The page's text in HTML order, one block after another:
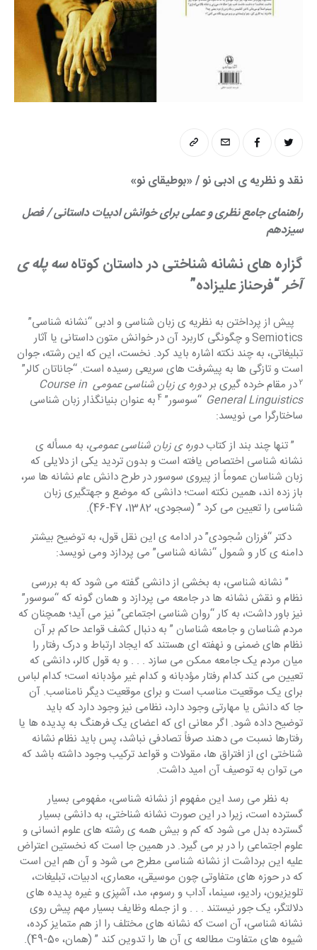
نقد و نظریه ی ادبی نو / «بوطیقای نو»
راهنمای جامع نظری و عملی برای خوانش ادبیات داستانی / فصل
سیزدهم
گزاره های نشانه شناختی در داستان کوتاه سه پله ی
آخر “فرحناز علیزاده”
پیش از پرداختن به نظریه ی زبان شناسی و ادبی “نشانه شناسی”
Semioticsو چگونگی کاربرد آن در خوانش متون داستانی یا آثار
تبلیغاتی، به چند نکته اشاره باید کرد. نخست، این که این رشته، جوان
است و تازگی ها به پیشرفت های سریعی رسیده است. “جاناتان کالر”
2 در مقام خرده گیری بر دوره ی زبان شناسی عمومی Course in
General Linguistics “سوسور” 4 به عنوان بنیانگذار زبان شناسی
ساختارگرا می نویسد:
” تنها چند بند از کتاب دوره ی زبان شناسی عمومی، به مسأله ی
نشانه شناسی اختصاص یافته است و بدون تردید یکی از دلایلی که
زبان شناسان عموماً از پیروی سوسور در طرح دانش عام نشانه ها سر،
باز زده اند، همین نکته است؛ دانشی که موضع و جهتگیری زبان
شناسی را تعیین می کرد ” (سجودی، 1382، 47-46).
دکتر “فرزان سُجودی” در ادامه ی این نقل قول، به توضیح بیشتر
دامنه ی کار و شمول “نشانه شناسی” می پردازد ومی نویسد:
” نشانه شناسی، به بخشی از دانشی گفته می شود که به بررسی
نظام و نقش نشانه ها در جامعه می پردازد و همان گونه که “سوسور”
نیز باور داشت، به کار “روان شناسی اجتماعی” نیز می آید؛ همچنان که
مردم شناسان و جامعه شناسان ” به دنبال کشف قواعد حاکم بر آن
نظام های ضمنی و نهفته ای هستند که ایجاد ارتباط و درک رفتار را
میان مردم یک جامعه ممکن می سازد . . . و به قول کالر، دانشی که
تعیین می کند کدام رفتار مؤدبانه و کدام غیر مؤدبانه است؛ کدام لباس
برای یک موقعیت مناسب است و برای موقعیت دیگر نامناسب. آن
جا که دانش یا مهارتی وجود دارد، نظامی نیز وجود دارد که باید
توضیح داده شود. اگر معانی ای که اعضای یک فرهنگ به پدیده ها یا
رفتارها نسبت می دهند صرفاً تصادفی نباشد، پس باید نظام نشانه
شناختی ای از افتراق ها، مقولات و قواعد ترکیب وجود داشته باشد که
می توان به توصیف آن امید داشت.
به نظر می رسد این مفهوم از نشانه شناسی، مفهومی بسیار
گسترده است، زیرا در این صورت نشانه شناختی، به دانشی بسیار
گسترده بدل می شود که کم و بیش همه ی رشته های علوم انسانی و
علوم اجتماعی را در بر می گیرد. در همین جا است که نخستین اعتراض
علیه این برداشت از نشانه شناسی مطرح می شود و آن هم این است
که در حوزه های متفاوتی چون موسیقی، معماری، ادبیات، تبلیغات،
تلویزیون، رادیو، سینما، آداب و رسوم، مد، آشپزی و غیره پدیده های
دلالتگر، یک جور نیستند . . . و از جمله وظایف بسیار مهم پیش روی
نشانه شناسی، آن است که نشانه های مختلف را از هم متمایز کرده،
شیوه های متفاوت مطالعه ی آن ها را تدوین کند ” (همان، 50-49).